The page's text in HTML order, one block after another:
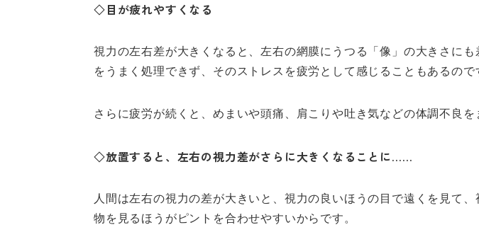
◇目が疲れやすくなる
視力の左右差が大きくなると、左右の網膜にうつる「像」の大きさに
をうまく処理できず、そのストレスを疲労として感じることもあるので
さらに疲労が続くと、めまいや頭痛、肩こりや吐き気などの体調不良を
◇放置すると、左右の視力差がさらに大きくなることに……
人間は左右の視力の差が大きいと、視力の良いほうの目で遠くを見て
物を見るほうがピントを合わせやすいからです。